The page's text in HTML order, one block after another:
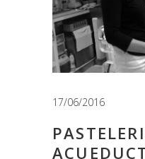
17/06/2016